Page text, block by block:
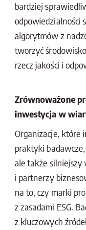
bardziej
odpowiedzialności
algorytmów z
tworzyć
rzecz jakości i
Zrównoważone
inwestycja w
Organizacje, które
praktyki
ale także silniejszy
i partnerzy
na to, czy marki
z zasadami ESG.
z kluczowych